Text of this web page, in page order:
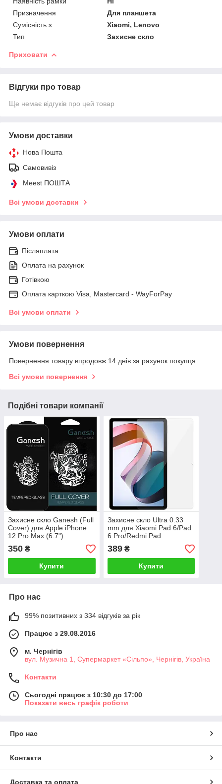
Призначення
Для планшета
Сумісність з
Xiaomi, Lenovo
Тип
Захисне скло
Приховати
Відгуки про товар
Ще немає відгуків про цей товар
Умови доставки
Нова Пошта
Самовивіз
Meest ПОШТА
Всі умови доставки
Умови оплати
Післяплата
Оплата на рахунок
Готівкою
Оплата карткою Visa, Mastercard - WayForPay
Всі умови оплати
Умови повернення
Повернення товару впродовж 14 днів за рахунок покупця
Всі умови повернення
Подібні товари компанії
Захисне скло Ganesh (Full
Cover) для Apple iPhone
12 Pro Max (6.7")
350 ₴
Купити
Захисне скло Ultra 0.33
mm для Xiaomi Pad 6/Pad
6 Pro/Redmi Pad
SE/Lenovo Xiaoxin 2024
389₴
Купити
Про нас
99% позитивних з 334 відгуків за рік
Працює з 29.08.2016
м. Чернігів
вул. Музична 1, Супермаркет «Сільпо», Чернігів, Україна
Контакти
Сьогодні працює з 10:30 до 17:00
Показати весь графік роботи
Про нас
Контакти
Доставка та оплата